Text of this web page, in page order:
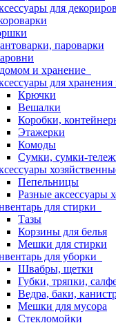
для
пароварки
и хранение
для
Крючки
Вешалки
Коробки,
Этажерки
Комоды
Сумки, сумки-
Пепельницы
Разные аксессуары
для стирки
Тазы
Корзины для белья
Мешки для стирки
для уборки
Швабры, щетки
Губки, тряпки,
Ведра, баки,
Мешки для мусора
Стекломойки